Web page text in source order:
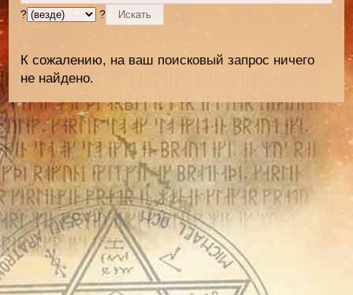
? ?
К сожалению, на ваш поисковый запрос ничего
не найдено.